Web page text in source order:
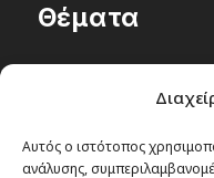
Αυτός ο ιστότοπος
ανάλυσης,
Θέματα
Passenger στον
TRAVEL NEWS